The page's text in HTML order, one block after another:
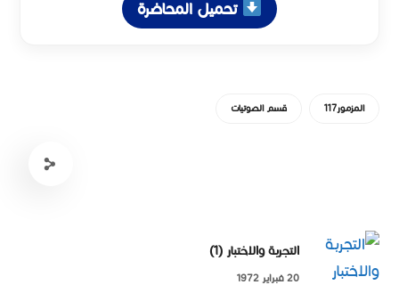
تحميل المحاضرة
المزمور117 قسم الصوتيات
التجربة والاختبار (1)
20 فبراير 1972